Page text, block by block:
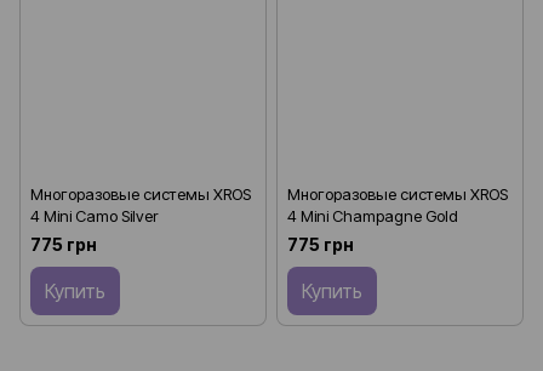
Многоразовые системы XROS
4 Mini Camo Silver
775 грн
Купить
Многоразовые системы XROS
4 Mini Champagne Gold
775 грн
Купить